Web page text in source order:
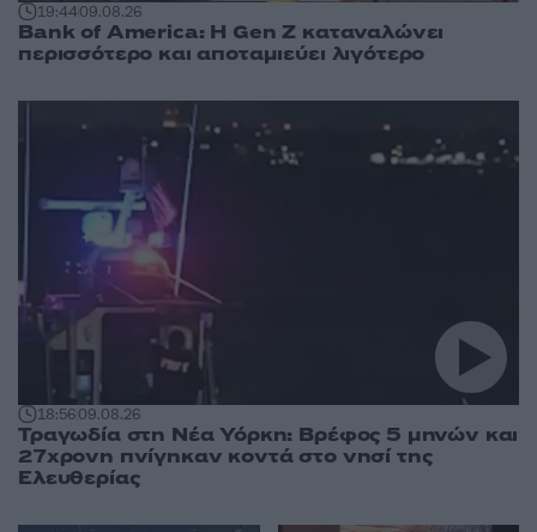
19:4409.08.26
Bank of America: Η Gen Z καταναλώνει
περισσότερο και αποταμιεύει λιγότερο
18:5609.08.26
Τραγωδία στη Νέα Υόρκη: Βρέφος 5 μηνών και
27χρονη πνίγηκαν κοντά στο νησί της
Ελευθερίας